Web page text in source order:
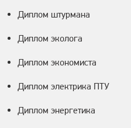
Диплом штурмана
Диплом эколога
Диплом экономиста
Диплом электрика ПТУ
Диплом энергетика